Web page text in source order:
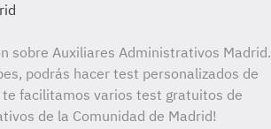
sobre Auxiliares Administrativos Madrid.
podrás hacer test personalizados de
te facilitamos varios test gratuitos de
de la Comunidad de Madrid!